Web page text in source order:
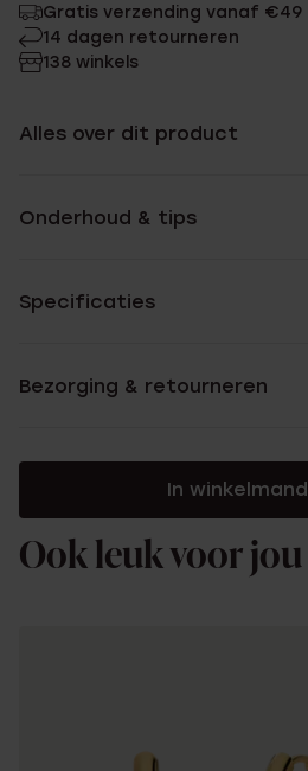
Gratis verzending vanaf €49
14 dagen retourneren
138 winkels
Alles over dit product
Onderhoud & tips
Specificaties
Bezorging & retourneren
In winkelmand
Ook leuk voor jou